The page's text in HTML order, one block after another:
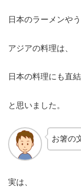
日本のラーメンや
アジアの料理は、
日本の料理にも直
と思いました。
お箸の
実は、